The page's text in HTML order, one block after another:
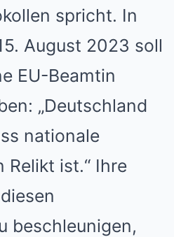
spricht. In
August 2023 soll
EU-Beamtin
„Deutschland
nationale
Relikt ist.“ Ihre
beschleunigen,